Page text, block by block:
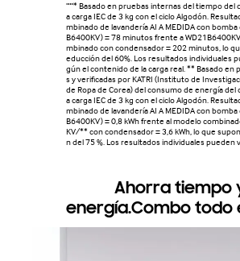
"""* Basado en pruebas internas del tiempo del
a carga IEC de 3 kg con el ciclo Algodón.
mbinado de lavandería AI A MEDIDA con bomba
B6400KV) = 78 minutos frente a
mbinado con condensador = 202 minutos, lo
educción del 60%. Los resultados individuales
gún el contenido de la carga real. ** Basado en
s y verificadas por KATRI (Instituto de
de Ropa de Corea) del consumo de energía del
a carga IEC de 3 kg con el ciclo Algodón.
mbinado de lavandería AI A MEDIDA con bomba
B6400KV) = 0,8 kWh frente al modelo
KV/** con condensador = 3,6 kWh, lo que
n del 75 %. Los resultados individuales pueden
Ahorra tiempo
energía.Combo todo